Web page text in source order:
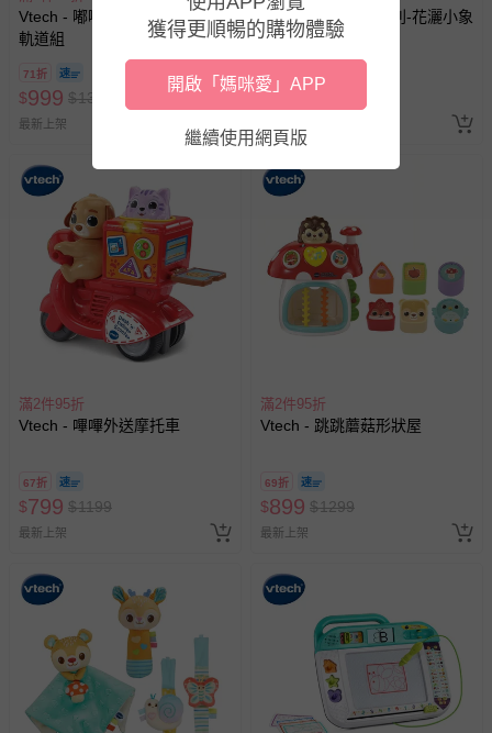
Vtech - 嘟嘟車系列-歡樂小火車
軌道組
71折
$999 $1399
最新上架
Vtech - 戲水玩具系列-花灑小象
7折
$699
滿2件95折
Vtech - 嗶嗶外送摩托車
67折
$799 $1199
最新上架
滿2件95折
Vtech - 跳跳蘑菇形狀屋
69折
$899 $1299
最新上架
獲得更順暢的購物體驗
開啟「媽咪愛」APP
繼續使用網頁版